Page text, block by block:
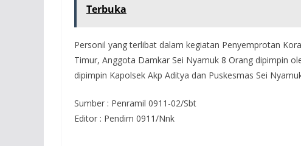
Terbuka
Personil yang terlibat dalam kegiatan Penyemprotan
Timur, Anggota Damkar Sei Nyamuk 8 Orang dipimpin
dipimpin Kapolsek Akp Aditya dan Puskesmas Sei
Sumber : Penramil 0911-02/Sbt
Editor : Pendim 0911/Nnk